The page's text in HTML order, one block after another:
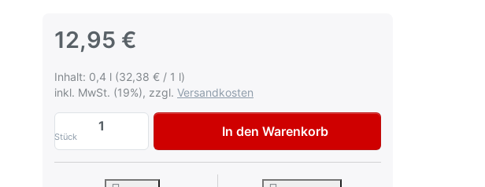
12,95 €
Inhalt: 0,4 l (32,38 € / 1 l)
inkl. MwSt. (19%), zzgl. Versandkosten
Stück
Multona Autolack für Peugeot KTA Gris Carlinite met
In den Warenkorb